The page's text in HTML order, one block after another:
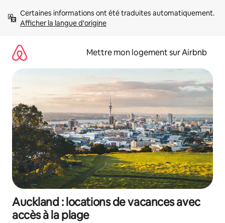
directement
Afficher la langue d'origine
Mettre mon logement sur Airbnb
Auckland : locations de vacances avec
accès à la plage